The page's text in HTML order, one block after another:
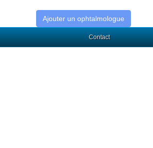
Ajouter un ophtalmologue
Contact